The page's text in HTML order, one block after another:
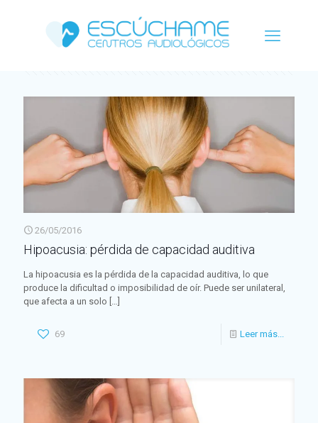
26/05/2016
Hipoacusia: pérdida de capacidad auditiva
La hipoacusia es la pérdida de la capacidad auditiva, lo que
produce la dificultad o imposibilidad de oír. Puede ser unilateral,
que afecta a un solo […]
69 Leer más...